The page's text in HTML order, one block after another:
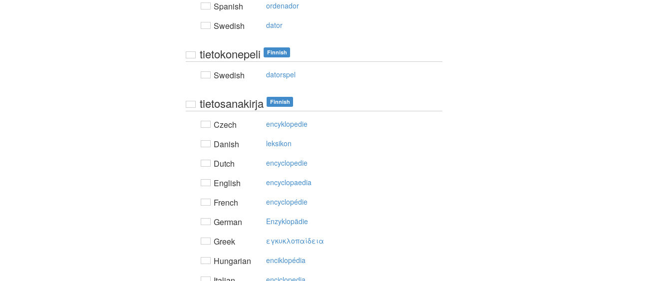
Spanish ordenador
Swedish dator
tietokonepeli Finnish
Swedish datorspel
tietosanakirja Finnish
Czech encyklopedie
Danish leksikon
Dutch encyclopedie
English encyclopaedia
French encyclopédie
German Enzyklopädie
Greek εγκυκλoπαίδεια
Hungarian enciklopédia